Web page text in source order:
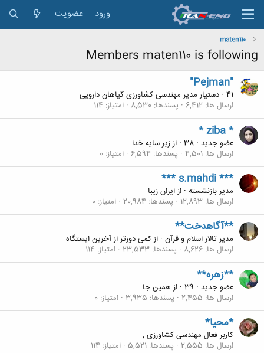
ورود عضویت
maten110
Members maten110 is following
"Pejman"
دستیار مدیر مهندسی کشاورزی گیاهان دارویی · 41
ارسال ها 6,412 پسندها 8,530 امتیاز 114
* ziba *
عضو جدید ·
· اززیر سایه خدا
ارسال ها 4,501 پسندها 6,594 امتیاز 0
*** s.mahdi ***
مدیر بازنشسته · ازایران زیبا
ارسال ها 12,893 پسندها 20,984 امتیاز 0
**آگاهدخت**
مدیر تالار اسلام و قرآن · ازکمی دورتر از آخرین ایستگاه
ارسال ها 8,626 پسندها 23,533 امتیاز 114
**زهره**
عضو جدید ·
· از همین جا
ارسال ها 2,455 پسندها 3,935 امتیاز 0
*محیا*
کاربر فعال مهندسی کشاورزی ,
ارسال ها 2,555 پسندها 5,521 امتیاز 114